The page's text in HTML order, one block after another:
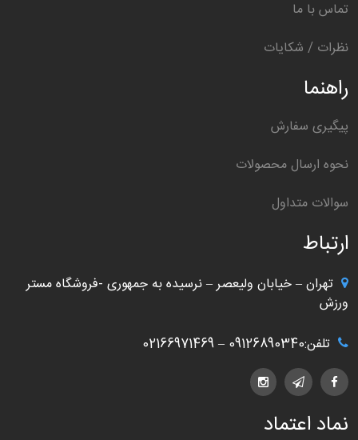
تماس با ما
نظرات / شکایات
راهنما
پیگیری سفارش
نحوه ارسال محصولات
سوالات متداول
ارتباط
تهران – خیابان ولیعصر – نرسیده به جمهوری -فروشگاه مستر
ورزش
تلفن:09126890340 – 02166971469
نماد اعتماد